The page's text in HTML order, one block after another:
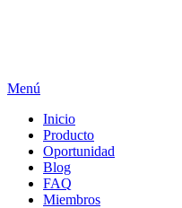
Menú
Inicio
Producto
Oportunidad
Blog
FAQ
Miembros